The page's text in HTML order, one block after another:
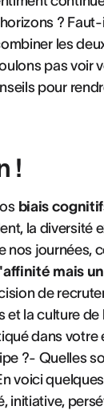
?
les
pas voir
pour
!
biais
la diversité
nos journées,
mais
de
et la culture
dans votre
?- Quelles
voici
initiative,